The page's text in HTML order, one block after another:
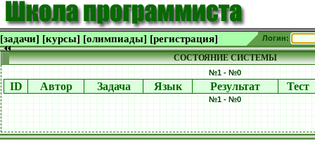
[задачи] [курсы] [олимпиады] [регистрация] Логин:
СОСТОЯНИЕ СИСТЕМЫ
№1 - №0
ID Автор Задача Язык Результат Тест
№1 - №0